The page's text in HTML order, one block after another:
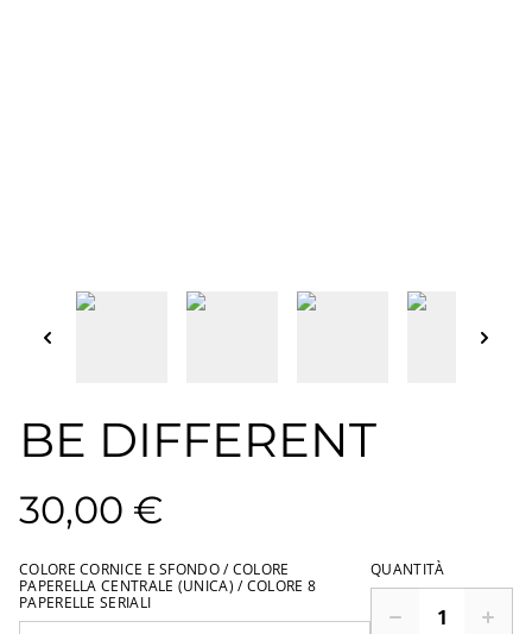
BE DIFFERENT
30,00 €
COLORE CORNICE E SFONDO / COLORE
PAPERELLA CENTRALE (UNICA) / COLORE 8
PAPERELLE SERIALI
QUANTITÀ